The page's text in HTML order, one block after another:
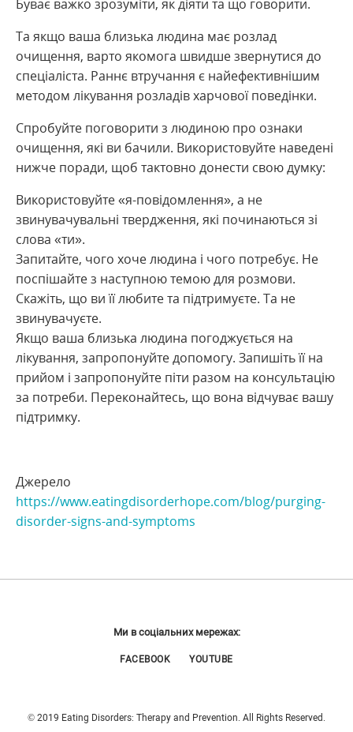
Буває важко зрозуміти, як діяти та що говорити.
Та якщо ваша близька людина має розлад
очищення, варто якомога швидше звернутися до
спеціаліста. Раннє втручання є найефективнішим
методом лікування розладів харчової поведінки.
Спробуйте поговорити з людиною про ознаки
очищення, які ви бачили. Використовуйте наведені
нижче поради, щоб тактовно донести свою думку:
Використовуйте «я-повідомлення», а не
звинувачувальні твердження, які починаються зі
слова «ти».
Запитайте, чого хоче людина і чого потребує. Не
поспішайте з наступною темою для розмови.
Скажіть, що ви її любите та підтримуєте. Та не
звинувачуєте.
Якщо ваша близька людина погоджується на
лікування, запропонуйте допомогу. Запишіть її на
прийом і запропонуйте піти разом на консультацію
за потреби. Переконайтесь, що вона відчуває вашу
підтримку.
Джерело
https://www.eatingdisorderhope.com/blog/purging-
disorder-signs-and-symptoms
Ми в соціальних мережах:
FACEBOOK YOUTUBE
© 2019 Eating Disorders: Therapy and Prevention. All Rights Reserved.